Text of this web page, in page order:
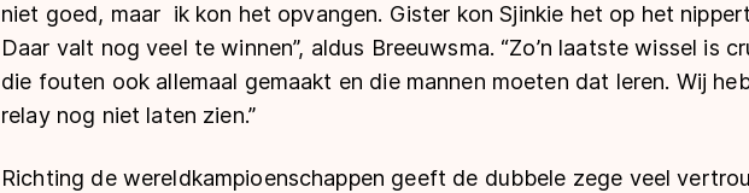
niet goed, maar ik kon het opvangen. Gister kon Sjinkie het op het
Daar valt nog veel te winnen”, aldus Breeuwsma. “Zo’n laatste wissel is
die fouten ook allemaal gemaakt en die mannen moeten dat leren. Wij
relay nog niet laten zien.”
Richting de wereldkampioenschappen geeft de dubbele zege veel